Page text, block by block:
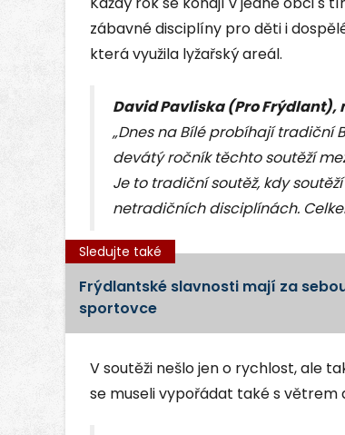
zábavné disciplíny pro děti i
která využila lyžařský areál.
David Pavliska (Pro
„Dnes na Bílé probíhají tradiční
devátý ročník těchto soutěží
Je to tradiční soutěž, kdy
netradičních disciplínách.
Sledujte také
Frýdlantské slavnosti mají za
sportovce
V soutěži nešlo jen o rychlost, ale
se museli vypořádat také s větrem